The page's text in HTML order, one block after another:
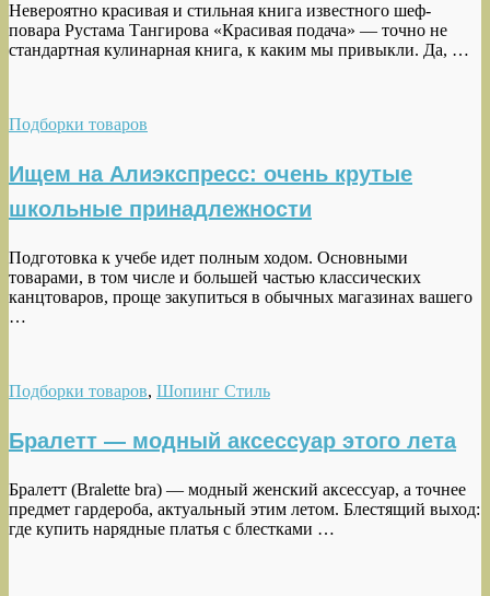
Невероятно красивая и стильная книга известного шеф-
повара Рустама Тангирова «Красивая подача» — точно не
стандартная кулинарная книга, к каким мы привыкли. Да, …
Подборки товаров
Ищем на Алиэкспресс: очень крутые
школьные принадлежности
Подготовка к учебе идет полным ходом. Основными
товарами, в том числе и большей частью классических
канцтоваров, проще закупиться в обычных магазинах вашего
…
Подборки товаров, Шопинг Стиль
Бралетт — модный аксессуар этого лета
Бралетт (Bralette bra) — модный женский аксессуар, а точнее
предмет гардероба, актуальный этим летом. Блестящий выход:
где купить нарядные платья с блестками …